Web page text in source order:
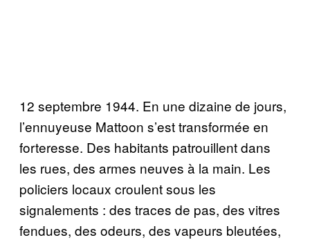
12 septembre 1944. En une dizaine de jours,
l’ennuyeuse Mattoon s’est transformée en
forteresse. Des habitants patrouillent dans
les rues, des armes neuves à la main. Les
policiers locaux croulent sous les
signalements : des traces de pas, des vitres
fendues, des odeurs, des vapeurs bleutées,